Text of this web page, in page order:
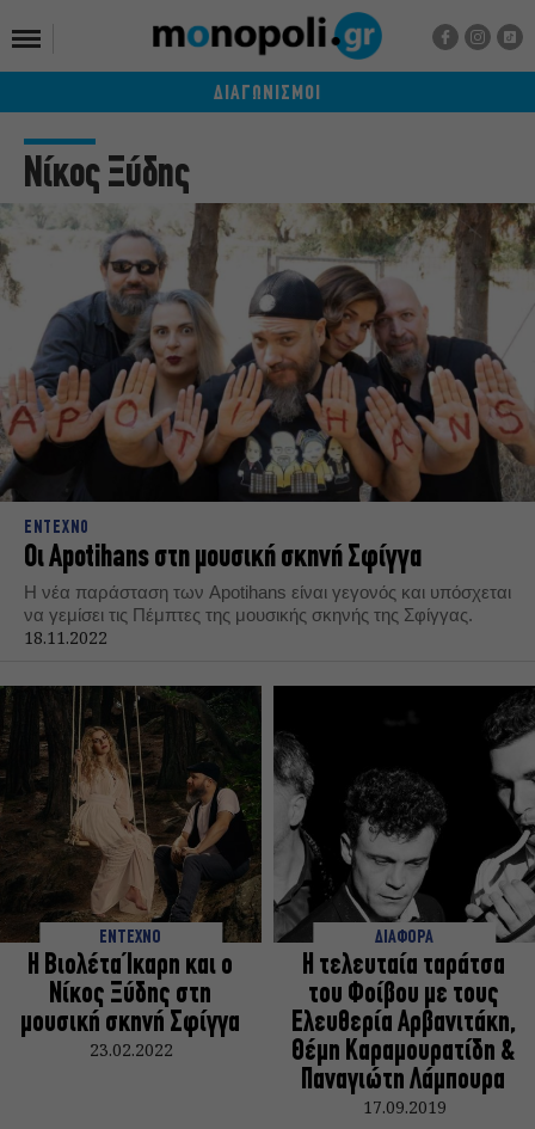
ΔΙΑΓΩΝΙΣΜΟΙ
Νίκος Ξύδης
ΕΝΤΕΧΝΟ
Οι Apotihans στη μουσική σκηνή Σφίγγα
Η νέα παράσταση των Apotihans είναι γεγονός και υπόσχεται
να γεμίσει τις Πέμπτες της μουσικής σκηνής της Σφίγγας.
18.11.2022
ΕΝΤΕΧΝΟ
Η Βιολέτα Ίκαρη και ο
Νίκος Ξύδης στη
μουσική σκηνή Σφίγγα
23.02.2022
ΔΙΑΦΟΡΑ
Η τελευταία ταράτσα
του Φοίβου με τους
Ελευθερία Αρβανιτάκη,
Θέμη Καραμουρατίδη &
Παναγιώτη Λάμπουρα
17.09.2019